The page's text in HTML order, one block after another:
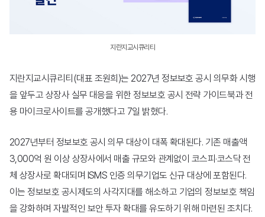
문서 보안
오피스하드
모바일 보안
모바일키퍼
지란지교시큐리티
지란지교시큐리티(대표 조원희)는 2027년 정보보호 공시 의무화 시행
을 앞두고 상장사 실무 대응을 위한 정보보호 공시 전략 가이드북과 전
용 마이크로사이트를 공개했다고 7일 밝혔다.
2027년부터 정보보호 공시 의무 대상이 대폭 확대된다. 기존 매출액
3,000억 원 이상 상장사에서 매출 규모와 관계없이 코스피·코스닥 전
체 상장사로 확대되며 ISMS 인증 의무기업도 신규 대상에 포함된다.
이는 정보보호 공시제도의 사각지대를 해소하고 기업의 정보보호 책임
을 강화하며 자발적인 보안 투자 확대를 유도하기 위해 마련된 조치다.